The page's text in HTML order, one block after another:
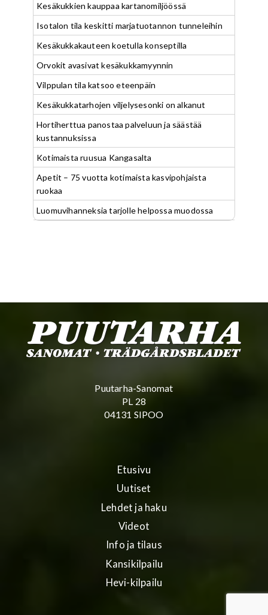
Kesäkukkien kauppaa kartanomiljöössä
Isotalon tila keskitti marjatuotannon tunneleihin
Kesäkukkakauteen koetulla konseptilla
Orvokit avasivat kesäkukkamyynnin
Vilppulan tila katsoo eteenpäin
Kesäkukkatarhojen viljelysesonki on alkanut
Hortiherttua panostaa palveluun ja säästää
kustannuksissa
Kotimaista ruusua Kangasalta
Apetit – 75 vuotta kotimaista kasvipohjaista
ruokaa
Luomuvihanneksia tarjolle helpossa muodossa
Puutarha-Sanomat
PL 28
04131 SIPOO
Etusivu
Uutiset
Lehdet ja haku
Videot
Info ja tilaus
Kansikilpailu
Hevi-kilpailu